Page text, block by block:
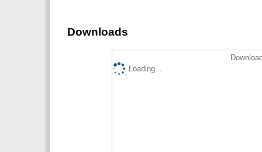
Downloads
Loading...